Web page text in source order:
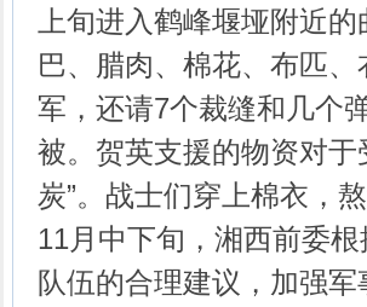
上旬进入鹤峰堰垭附近
巴、腊肉、棉花、布匹
军，还请7个裁缝和几个
被。贺英支援的物资对
炭”。战士们穿上棉衣，熬
11月中下旬，湘西前委
队伍的合理建议，加强